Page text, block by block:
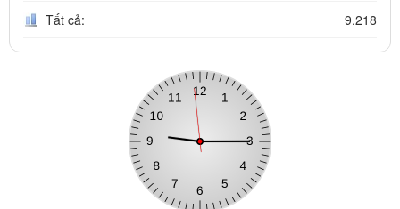
Tất cả: 9.218